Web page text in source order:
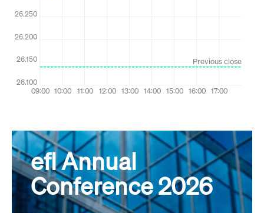
efl Annual
Conference 2026